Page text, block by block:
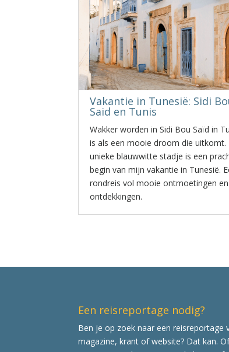
Vakantie in Tunesië: Sidi
Said en Tunis
Wakker worden in Sidi Bou Saïd in
is als een mooie droom die uitkomt.
unieke blauwwitte stadje is een
begin van mijn vakantie in Tunesië.
rondreis vol mooie ontmoetingen en
ontdekkingen.
Een reisreportage nodig?
Ben je op zoek naar een reisreportage
magazine, krant of website? Dat kan.